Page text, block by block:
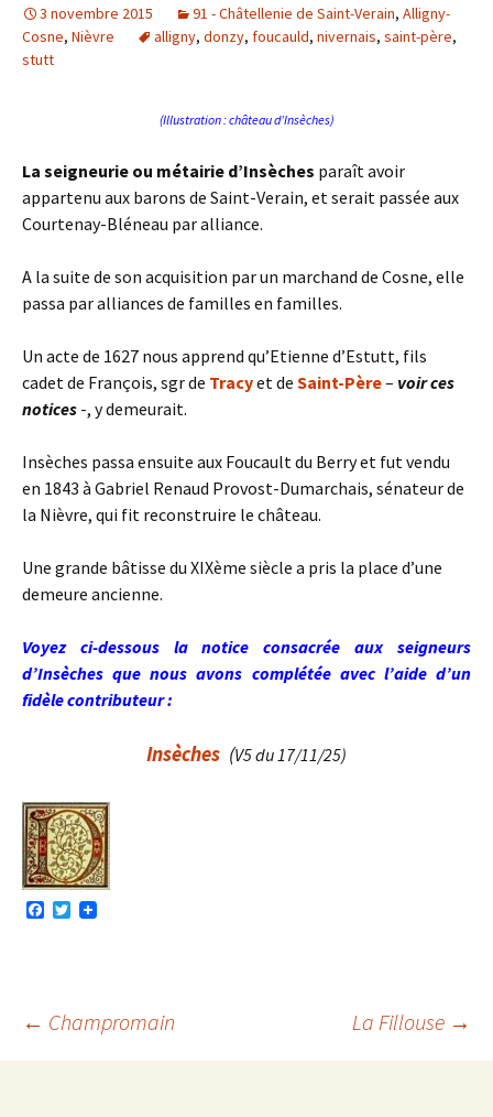
3 novembre 2015 91 - Châtellenie de Saint-Verain, Alligny-
Cosne, Nièvre alligny, donzy, foucauld, nivernais, saint-père,
stutt
(Illustration : château d’Insèches)
La seigneurie ou métairie d’Insèches paraît avoir
appartenu aux barons de Saint-Verain, et serait passée aux
Courtenay-Bléneau par alliance.
A la suite de son acquisition par un marchand de Cosne, elle
passa par alliances de familles en familles.
Un acte de 1627 nous apprend qu’Etienne d’Estutt, fils
cadet de François, sgr de Tracyet de Saint-Père– voir ces
notices -, y demeurait.
Insèches passa ensuite aux Foucault du Berry et fut vendu
en 1843 à Gabriel Renaud Provost-Dumarchais, sénateur de
la Nièvre, qui fit reconstruire le château.
Une grande bâtisse du XIXème siècle a pris la place d’une
demeure ancienne.
Voyez ci-dessous la notice consacrée aux seigneurs
d’Insèches que nous avons complétée avec l’aide d’un
fidèle contributeur :
Insèches (V5 du 17/11/25)
o
k
T
r
Navigation
← Champromain La Fillouse →